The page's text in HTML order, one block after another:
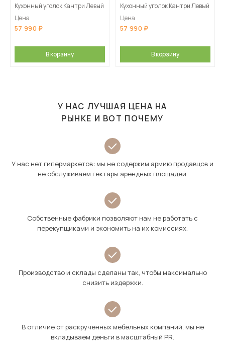
Кухонный уголок Кантри Левый
Цена
57 990
В корзину
Кухонный уголок Кантри Левый
Цена
57 990
В корзину
У НАС ЛУЧШАЯ ЦЕНА НА
РЫНКЕ И ВОТ ПОЧЕМУ
У нас нет гипермаркетов: мы не содержим армию продавцов и
не обслуживаем гектары арендных площадей.
Собственные фабрики позволяют нам не работать с
перекупщиками и экономить на их комиссиях.
Производство и склады сделаны так, чтобы максимально
снизить издержки.
В отличие от раскрученных мебельных компаний, мы не
вкладываем деньги в масштабный PR.